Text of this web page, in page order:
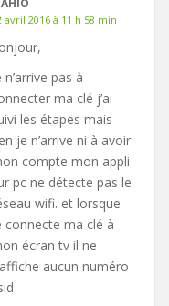
avril 2016 à 11 h 58 min
n’arrive pas à
ma clé j’ai
les étapes mais
je n’arrive ni à avoir
compte mon appli
pc ne détecte pas le
wifi. et lorsque
connecte ma clé à
écran tv il ne
aucun numéro